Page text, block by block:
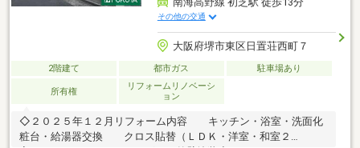
その他の交通
大阪府堺市東区日置荘西町７
2階建て 都市ガス 駐車場あり
所有権
リフォームリノベーシ
ョン
◇２０２５年１２月リフォーム内容 キッチン・浴室・洗面化
粧台・給湯器交換 クロス貼替（ＬＤＫ・洋室・和室２